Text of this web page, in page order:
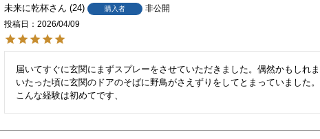
未来に乾杯 24 購入者
非公開
投稿日
2026/04/09
届いてすぐに玄関にまずスプレーをさせていただきました。偶然かもしれ
いたった頃に玄関のドアのそばに野鳥がさえずりをしてとまっていました。
こんな経験は初めてです、